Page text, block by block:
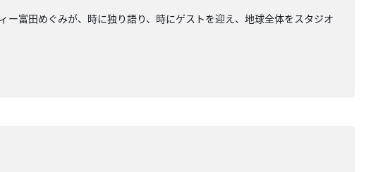
富田めぐみが、時に独り語り、時にゲストを迎え、地球全体をスタジオ